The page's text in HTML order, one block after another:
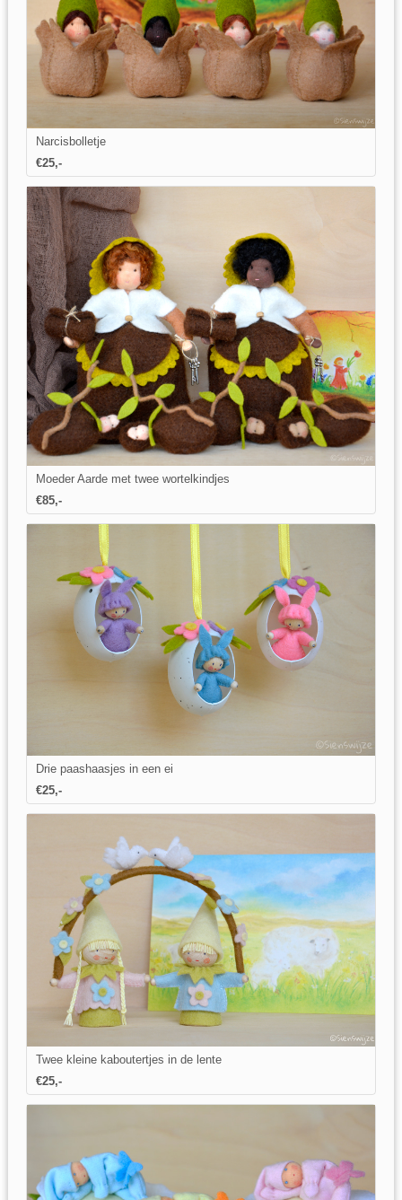
Narcisbolletje
€25,-
Moeder Aarde met twee wortelkindjes
€85,-
Drie paashaasjes in een ei
€25,-
Twee kleine kaboutertjes in de lente
€25,-